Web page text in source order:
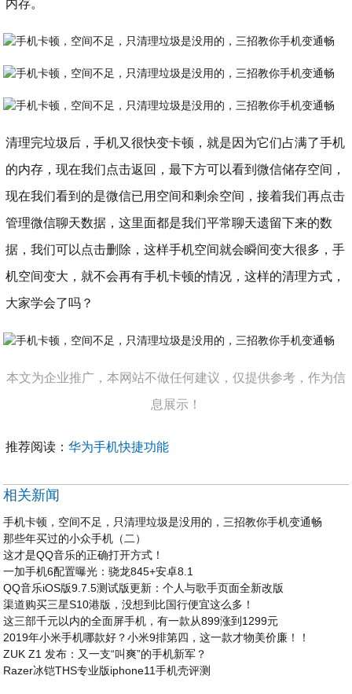
内存。
清理完垃圾后，手机又很快变卡顿，就是因为它们占满了手机
的内存，现在我们点击返回，最下方可以看到微信储存空间，
现在我们看到的是微信已用空间和剩余空间，接着我们再点击
管理微信聊天数据，这里面都是我们平常聊天遗留下来的数
据，我们可以点击删除，这样手机空间就会瞬间变大很多，手
机空间变大，就不会再有手机卡顿的情况，这样的清理方式，
大家学会了吗？
本文为企业推广，本网站不做任何建议，仅提供参考，作为信
息展示！
推荐阅读：华为手机快捷功能
相关新闻
手机卡顿，空间不足，只清理垃圾是没用的，三招教你手机变通畅
那些年买过的小众手机（二）
这才是QQ音乐的正确打开方式！
一加手机6配置曝光：骁龙845+安卓8.1
QQ音乐iOS版9.7.5测试版更新：个人与歌手页面全新改版
渠道购买三星S10港版，没想到比国行便宜这么多！
这三部千元以内的全面屏手机，有一款从899涨到1299元
2019年小米手机哪款好？小米9排第四，这一款才物美价廉！！
ZUK Z1 发布：又一支“叫爽”的手机新军？
Razer冰铠THS专业版iphone11手机壳评测